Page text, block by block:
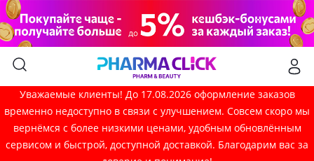
Уважаемые клиенты! До 17.08.2026 оформление заказов
временно недоступно в связи с улучшением. Совсем скоро мы
вернёмся с более низкими ценами, удобным обновлённым
сервисом и быстрой, доступной доставкой. Благодарим вас за